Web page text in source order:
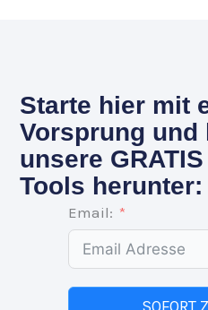
Starte hier mit
Vorsprung und
unsere
Tools herunter:
Email:
SOFORT